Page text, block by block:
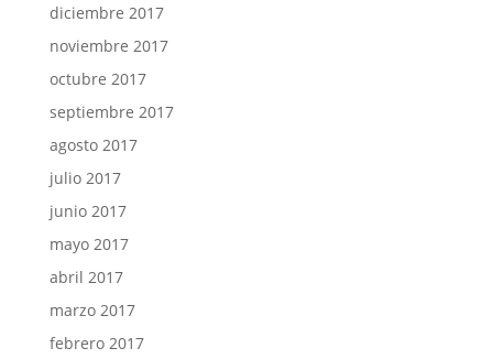
diciembre 2017
noviembre 2017
octubre 2017
septiembre 2017
agosto 2017
julio 2017
junio 2017
mayo 2017
abril 2017
marzo 2017
febrero 2017